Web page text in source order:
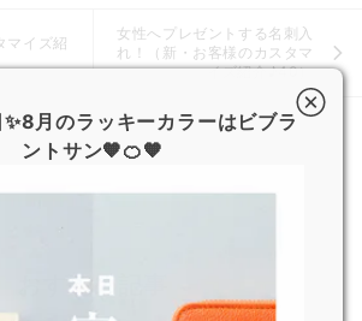
マイズ紹
女性へプレゼントする名刺入
れ！（新・お客様のカスタマ
イズ紹介♪40）
おすすめ記事
月のラッキーカラーはビブラ
ントサン🧡🍊🧡